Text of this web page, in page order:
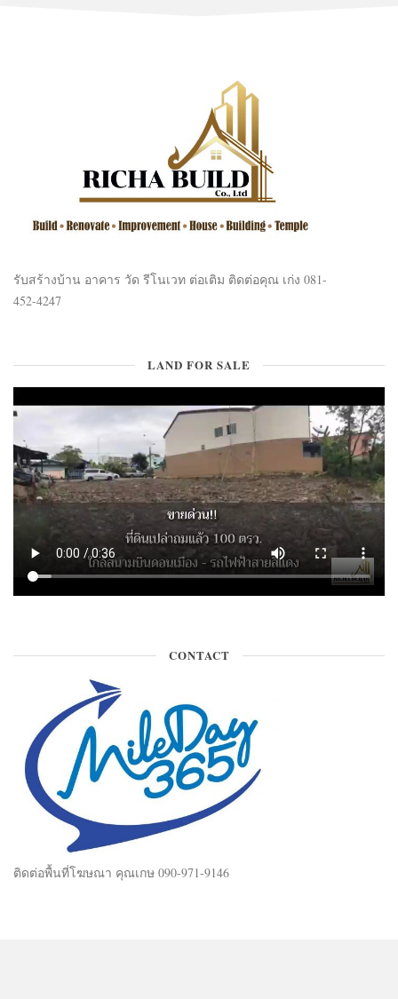
รับสร้างบ้าน อาคาร วัด รีโนเวท ต่อเติม ติดต่อคุณ เก่ง 081-
452-4247
LAND FOR SALE
CONTACT
ติดต่อพื้นที่โฆษณา คุณเกษ 090-971-9146